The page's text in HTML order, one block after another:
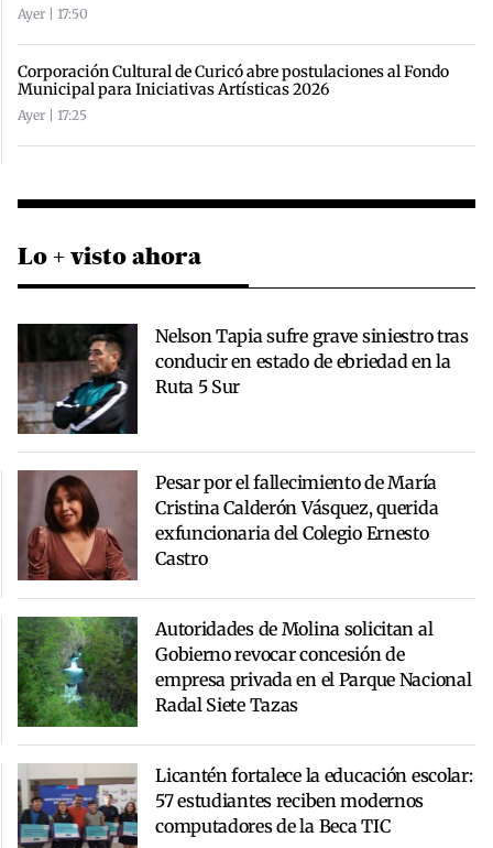
Ayer | 17:50
Corporación Cultural de Curicó abre postulaciones al Fondo
Municipal para Iniciativas Artísticas 2026
Ayer | 17:25
Lo + visto ahora
Nelson Tapia sufre grave siniestro tras
conducir en estado de ebriedad en la
Ruta 5 Sur
Pesar por el fallecimiento de María
Cristina Calderón Vásquez, querida
exfuncionaria del Colegio Ernesto
Castro
Autoridades de Molina solicitan al
Gobierno revocar concesión de
empresa privada en el Parque Nacional
Radal Siete Tazas
Licantén fortalece la educación escolar:
57 estudiantes reciben modernos
computadores de la Beca TIC